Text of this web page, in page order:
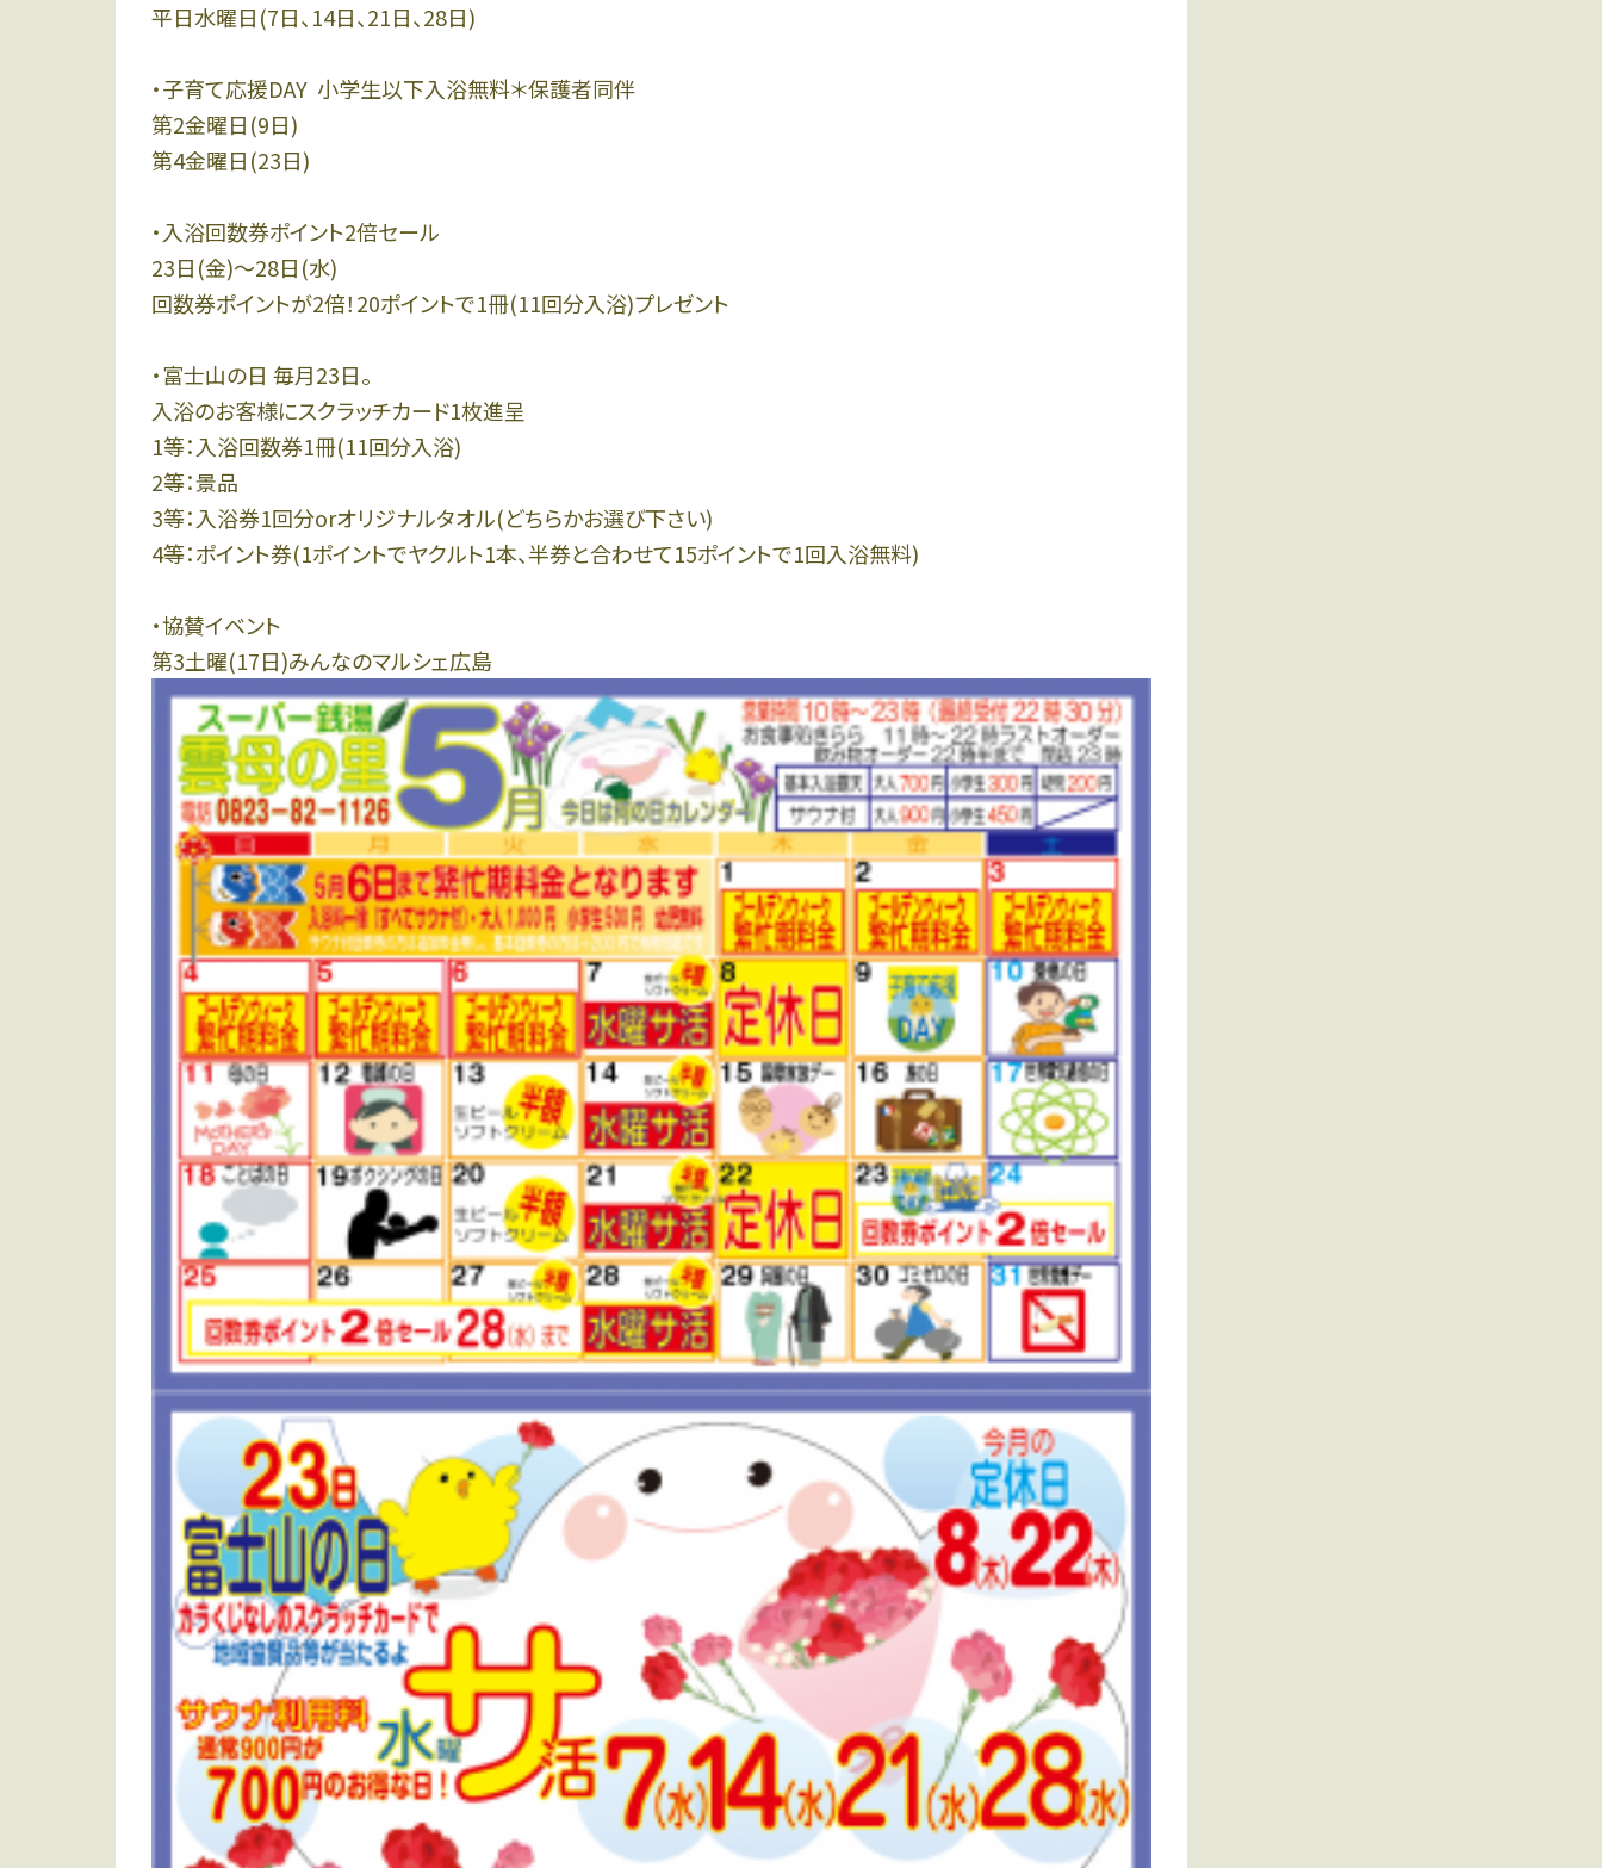
平日水曜日(7日、14日、21日、28日)
・子育て応援DAY 小学生以下入浴無料＊保護者同伴
第2金曜日(9日)
第4金曜日(23日)
・入浴回数券ポイント2倍セール
23日(金)〜28日(水)
回数券ポイントが2倍！20ポイントで1冊(11回分入浴)プレゼント
・富士山の日 毎月23日。
入浴のお客様にスクラッチカード1枚進呈
1等：入浴回数券1冊(11回分入浴)
2等：景品
3等：入浴券1回分orオリジナルタオル(どちらかお選び下さい)
4等：ポイント券(1ポイントでヤクルト1本、半券と合わせて15ポイントで1回入浴無料)
・協賛イベント
第3土曜(17日)みんなのマルシェ広島